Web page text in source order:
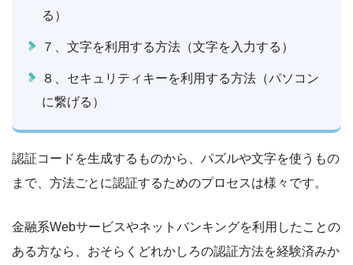
る）
７、文字を利用する方法（文字を入力する）
８、セキュリティキーを利用する方法（パソコン
に繋げる）
認証コードを生成するものから、パズルや文字を使うもの
まで、方法ごとに認証するためのプロセスは様々です。
金融系Webサービスやネットバンキングを利用したことの
ある方なら、おそらくどれかしろの認証方法を経験済みか